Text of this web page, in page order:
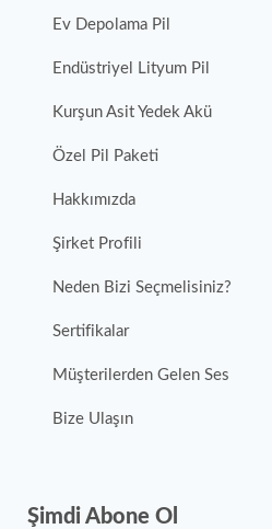
Ev Depolama Pil
Endüstriyel Lityum Pil
Kurşun Asit Yedek Akü
Özel Pil Paketi
Hakkımızda
Şirket Profili
Neden Bizi Seçmelisiniz?
Sertifikalar
Müşterilerden Gelen Ses
Bize Ulaşın
Şimdi Abone Ol